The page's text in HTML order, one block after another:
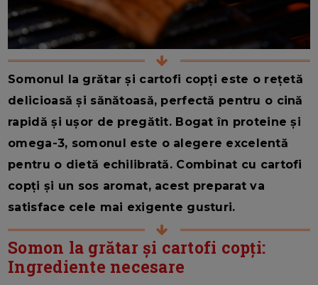
Somonul la grătar și cartofi copți este o rețetă
delicioasă și sănătoasă, perfectă pentru o cină
rapidă și ușor de pregătit. Bogat în proteine și
omega-3, somonul este o alegere excelentă
pentru o dietă echilibrată. Combinat cu cartofi
copți și un sos aromat, acest preparat va
satisface cele mai exigente gusturi.
Somon la grătar și cartofi copți:
Ingrediente necesare